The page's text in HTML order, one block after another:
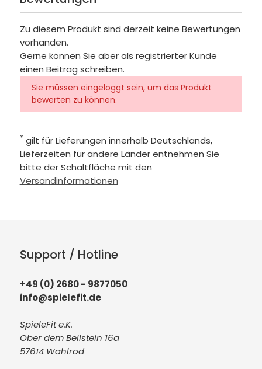
Zu diesem Produkt sind derzeit keine Bewertungen
vorhanden.
Gerne können Sie aber als registrierter Kunde
einen Beitrag schreiben.
Sie müssen eingeloggt sein, um das Produkt
bewerten zu können.
* gilt für Lieferungen innerhalb Deutschlands,
Lieferzeiten für andere Länder entnehmen Sie
bitte der Schaltfläche mit den
Versandinformationen
Support / Hotline
+49 (0) 2680 - 9877050
info@spielefit.de
SpieleFit e.K.
Ober dem Beilstein 16a
57614 Wahlrod